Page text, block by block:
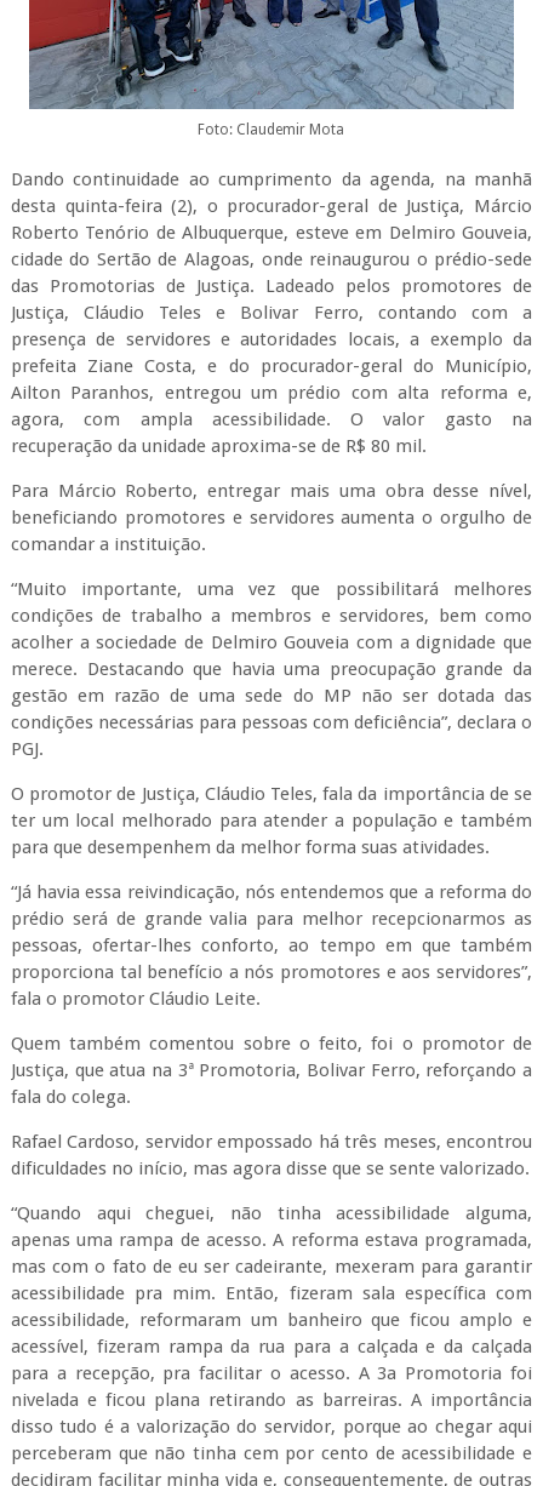
Foto: Claudemir Mota
Dando continuidade ao cumprimento da agenda, na manhã
desta quinta-feira (2), o procurador-geral de Justiça, Márcio
Roberto Tenório de Albuquerque, esteve em Delmiro Gouveia,
cidade do Sertão de Alagoas, onde reinaugurou o prédio-sede
das Promotorias de Justiça. Ladeado pelos promotores de
Justiça, Cláudio Teles e Bolivar Ferro, contando com a
presença de servidores e autoridades locais, a exemplo da
prefeita Ziane Costa, e do procurador-geral do Município,
Ailton Paranhos, entregou um prédio com alta reforma e,
agora, com ampla acessibilidade. O valor gasto na
recuperação da unidade aproxima-se de R$ 80 mil.
Para Márcio Roberto, entregar mais uma obra desse nível,
beneficiando promotores e servidores aumenta o orgulho de
comandar a instituição.
“Muito importante, uma vez que possibilitará melhores
condições de trabalho a membros e servidores, bem como
acolher a sociedade de Delmiro Gouveia com a dignidade que
merece. Destacando que havia uma preocupação grande da
gestão em razão de uma sede do MP não ser dotada das
condições necessárias para pessoas com deficiência”, declara o
PGJ.
O promotor de Justiça, Cláudio Teles, fala da importância de se
ter um local melhorado para atender a população e também
para que desempenhem da melhor forma suas atividades.
“Já havia essa reivindicação, nós entendemos que a reforma do
prédio será de grande valia para melhor recepcionarmos as
pessoas, ofertar-lhes conforto, ao tempo em que também
proporciona tal benefício a nós promotores e aos servidores”,
fala o promotor Cláudio Leite.
Quem também comentou sobre o feito, foi o promotor de
Justiça, que atua na 3ª Promotoria, Bolivar Ferro, reforçando a
fala do colega.
Rafael Cardoso, servidor empossado há três meses, encontrou
dificuldades no início, mas agora disse que se sente valorizado.
“Quando aqui cheguei, não tinha acessibilidade alguma,
apenas uma rampa de acesso. A reforma estava programada,
mas com o fato de eu ser cadeirante, mexeram para garantir
acessibilidade pra mim. Então, fizeram sala específica com
acessibilidade, reformaram um banheiro que ficou amplo e
acessível, fizeram rampa da rua para a calçada e da calçada
para a recepção, pra facilitar o acesso. A 3a Promotoria foi
nivelada e ficou plana retirando as barreiras. A importância
disso tudo é a valorização do servidor, porque ao chegar aqui
perceberam que não tinha cem por cento de acessibilidade e
decidiram facilitar minha vida e, consequentemente, de outras